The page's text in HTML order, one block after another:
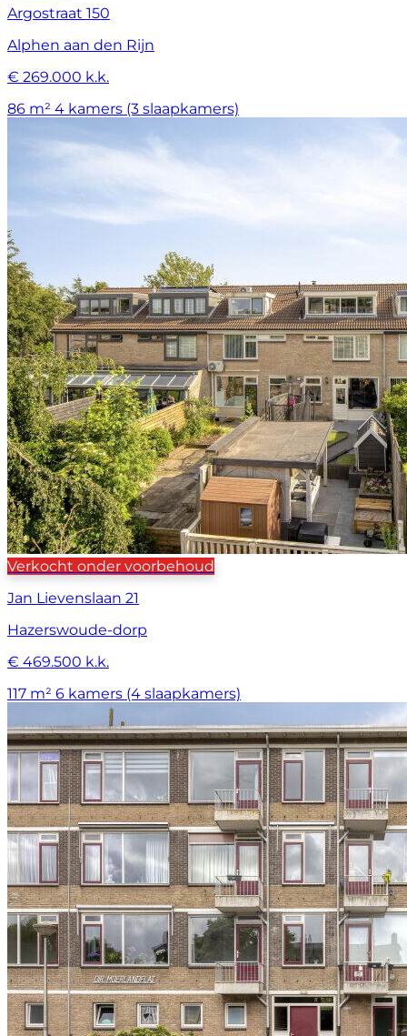
Argostraat 150
Alphen aan den Rijn
€ 269.000 k.k.
86 m² 4 kamers (3 slaapkamers)
Verkocht onder voorbehoud
Jan Lievenslaan 21
Hazerswoude-dorp
€ 469.500 k.k.
117 m² 6 kamers (4 slaapkamers)